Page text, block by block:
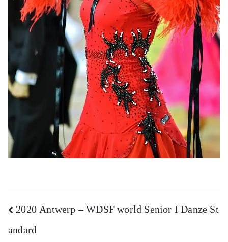
Navigazione
2020 Antwerp – WDSF world Senior I Danze St
andard